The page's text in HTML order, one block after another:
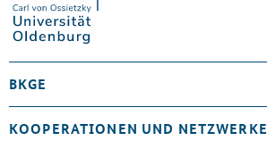
BKGE
KOOPERATIONEN UND NETZWERKE